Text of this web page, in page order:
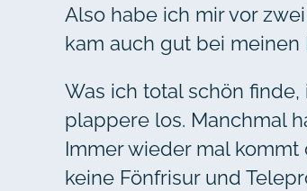
Also habe ich mir vor
kam auch gut bei meinen
Was ich total schön
plappere los. Manchmal
Immer wieder mal kommt
keine Fönfrisur und